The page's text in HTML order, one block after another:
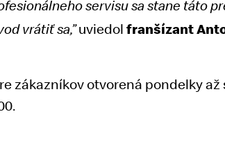
servisu sa stane táto
vrátiť sa,”uviedol franšízant
zákazníkov otvorená pondelky až